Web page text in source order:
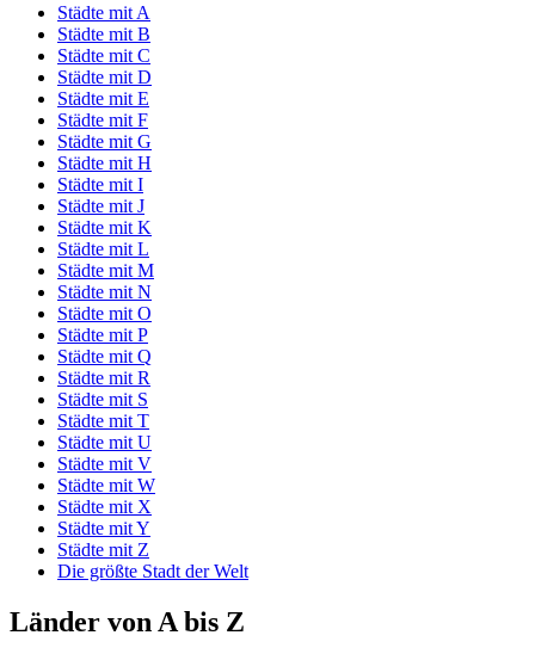
Städte mit A
Städte mit B
Städte mit C
Städte mit D
Städte mit E
Städte mit F
Städte mit G
Städte mit H
Städte mit I
Städte mit J
Städte mit K
Städte mit L
Städte mit M
Städte mit N
Städte mit O
Städte mit P
Städte mit Q
Städte mit R
Städte mit S
Städte mit T
Städte mit U
Städte mit V
Städte mit W
Städte mit X
Städte mit Y
Städte mit Z
Die größte Stadt der Welt
Länder von A bis Z